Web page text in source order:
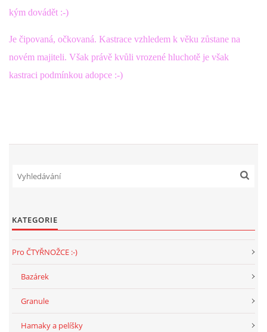
CESTOVÁNÍ S FRETKOU
JEDNA ČÍ VÍCE FRETEK?
PODPORA
O NÁS :-)
VÝROČNÍ ZPRÁVY
kým dovádět :-)
Je čipovaná, očkovaná. Kastrace vzhledem k věku zůstane na
novém majiteli. Však právě kvůli vrozené hluchotě je však
kastraci podmínkou adopce :-)
KATEGORIE
Pro ČTYŘNOŽCE :-)
Bazárek
Granule
Hamaky a pelíšky